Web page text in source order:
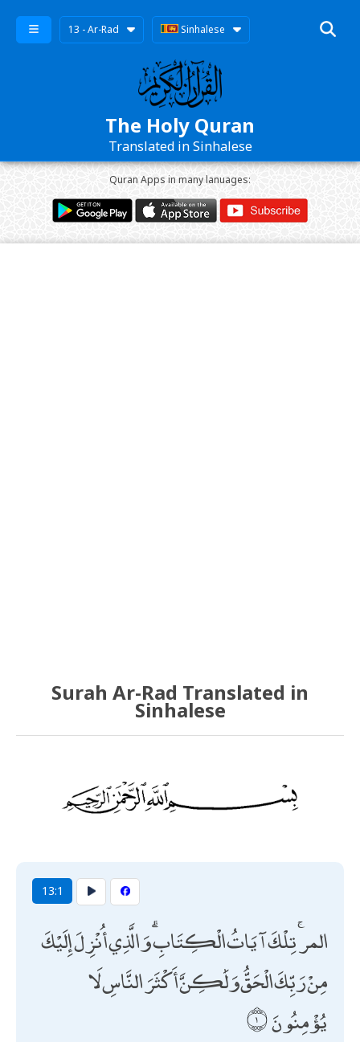
13 - Ar-Rad Sinhalese
The Holy Quran
Translated in Sinhalese
Quran Apps in many lanuages:
Surah Ar-Rad Translated in
Sinhalese
13:1
المر ۚ تِلْكَ آيَاتُ الْكِتَابِ ۗ وَالَّذِي أُنْزِلَ إِلَيْكَ
مِنْ رَبِّكَ الْحَقُّ وَلَٰكِنَّ أَكْثَرَ النَّاسِ لَا
يُؤْمِنُونَ